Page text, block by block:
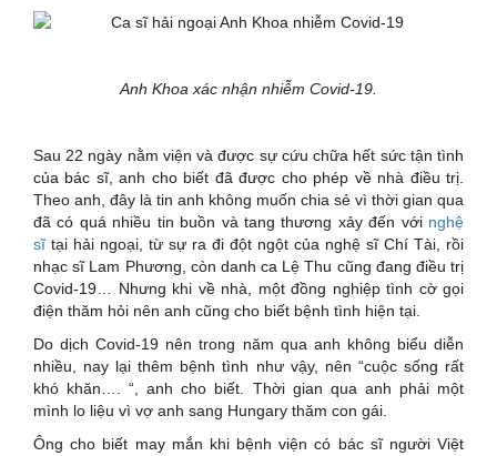
Anh Khoa xác nhận nhiễm Covid-19.
Sau 22 ngày nằm viện và được sự cứu chữa hết sức tận tình
của bác sĩ, anh cho biết đã được cho phép về nhà điều trị.
Theo anh, đây là tin anh không muốn chia sẻ vì thời gian qua
đã có quá nhiều tin buồn và tang thương xảy đến với nghệ
sĩtại hải ngoại, từ sự ra đi đột ngột của nghệ sĩ Chí Tài, rồi
nhạc sĩ Lam Phương, còn danh ca Lệ Thu cũng đang điều trị
Covid-19… Nhưng khi về nhà, một đồng nghiệp tình cờ gọi
điện thăm hỏi nên anh cũng cho biết bệnh tình hiện tại.
Do dịch Covid-19 nên trong năm qua anh không biểu diễn
nhiều, nay lại thêm bệnh tình như vậy, nên “cuộc sống rất
khó khăn…. “, anh cho biết. Thời gian qua anh phải một
mình lo liệu vì vợ anh sang Hungary thăm con gái.
Ông cho biết may mắn khi bệnh viện có bác sĩ người Việt